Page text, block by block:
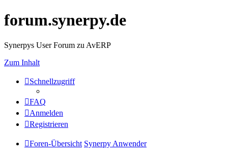
forum.synerpy.de
Synerpys User Forum zu AvERP
Zum Inhalt
Schnellzugriff
FAQ
Anmelden
Registrieren
Foren-Übersicht Synerpy Anwender